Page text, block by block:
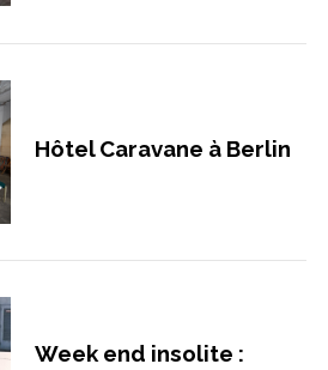
Hôtel Caravane à Berlin
Week end insolite :